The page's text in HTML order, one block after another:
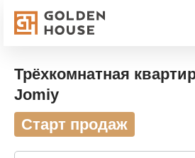
Трёхкомнатная
Jomiy
Старт продаж